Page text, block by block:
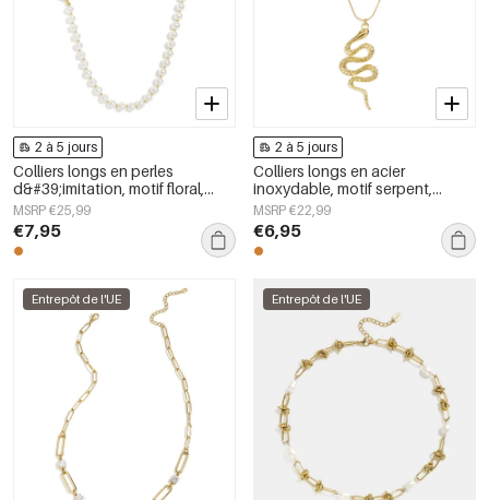
2 à 5 jours
Colliers longs en perles
d&#39;imitation, motif floral,
collection Douceur et Simplicité
au quotidien, bijoux pour
femmes
MSRP €25,99
€7,95
2 à 5 jours
Colliers longs en acier
inoxydable, motif serpent,
collection Daily Simple, bijoux
pour femmes
MSRP €22,99
€6,95
Entrepôt de l'UE Entrepôt de l'UE